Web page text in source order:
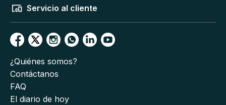
Servicio al cliente
¿Quiénes somos?
Contáctanos
FAQ
El diario de hoy